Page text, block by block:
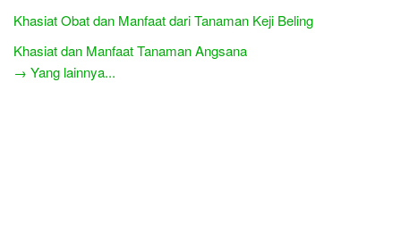
Khasiat Obat dan Manfaat dari Tanaman Keji Beling
Khasiat dan Manfaat Tanaman Angsana
→ Yang lainnya...